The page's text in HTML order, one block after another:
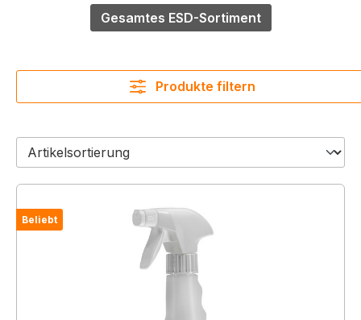
Gesamtes ESD-Sortiment
Produkte filtern
Beliebt